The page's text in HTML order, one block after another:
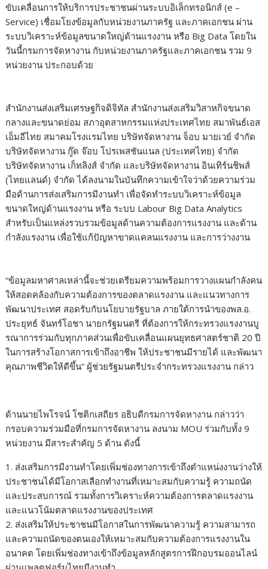
ขับเคลื่อนการให้บริการประชาชนผ่านระบบอิเล็กทรอนิกส์ (e –
Service) เชื่อมโยงข้อมูลกับหน่วยงานภาครัฐ และภาคเอกชน ผ่าน
ระบบวิเคราะห์ข้อมูลขนาดใหญ่ด้านแรงงาน หรือ Big Data โดยใน
วันนี้กรมการจัดหางาน กับหน่วยงานภาครัฐและภาคเอกชน รวม 9
หน่วยงาน ประกอบด้วย
สำนักงานส่งเสริมเศรษฐกิจดิจิทัล สำนักงานส่งเสริมวิสาหกิจขนาด
กลางและขนาดย่อม สภาอุตสาหกรรมแห่งประเทศไทย สมาพันธ์เอส
เอ็มอีไทย สมาคมโรงแรมไทย บริษัทจัดหางาน จ็อบ มายเวย์ จำกัด
บริษัทจัดหางาน กู๊ด จ๊อบ โปรเพสชันแนล (ประเทศไทย) จำกัด
บริษัทจัดหางาน เก็ทลิงส์ จำกัด และบริษัทจัดหางาน อินเทิร์นชิพส์
(ไทยแลนด์) จำกัด ได้ลงนามในบันทึกความเข้าใจว่าด้วยความร่วม
มือด้านการส่งเสริมการมีงานทำ เพื่อจัดทำระบบวิเคราะห์ข้อมูล
ขนาดใหญ่ด้านแรงงาน หรือ ระบบ Labour Big Data Analytics
สำหรับเป็นแหล่งรวบรวมข้อมูลด้านความต้องการแรงงาน และด้าน
กำลังแรงงาน เพื่อใช้แก้ปัญหาขาดแคลนแรงงาน และการว่างงาน
“ข้อมูลมหาศาลเหล่านี้จะช่วยเตรียมความพร้อมการวางแผนกำลังคน
ให้สอดคล้องกับความต้องการของตลาดแรงงาน และแนวทางการ
พัฒนาประเทศ สอดรับกับนโยบายรัฐบาล ภายใต้การนำของพล.อ.
ประยุทธ์ จันทร์โอชา นายกรัฐมนตรี ที่ต้องการให้กระทรวงแรงงานบู
รณาการร่วมกับทุกภาคส่วนเพื่อขับเคลื่อนแผนยุทธศาสตร์ชาติ 20 ปี
ในการสร้างโอกาสการเข้าถึงอาชีพ ให้ประชาชนมีรายได้ และพัฒนา
คุณภาพชีวิตให้ดีขึ้น” ผู้ช่วยรัฐมนตรีประจำกระทรวงแรงงาน กล่าว
ด้านนายไพโรจน์ โชติกเสถียร อธิบดีกรมการจัดหางาน กล่าวว่า
กรอบความร่วมมือที่กรมการจัดหางาน ลงนาม MOU ร่วมกับทั้ง 9
หน่วยงาน มีสาระสำคัญ 5 ด้าน ดังนี้
1. ส่งเสริมการมีงานทำโดยเพิ่มช่องทางการเข้าถึงตำแหน่งงานว่างให้
ประชาชนได้มีโอกาสเลือกทำงานที่เหมาะสมกับความรู้ ความถนัด
และประสบการณ์ รวมทั้งการวิเคราะห์ความต้องการตลาดแรงงาน
และแนวโน้มตลาดแรงงานของประเทศ
2. ส่งเสริมให้ประชาชนมีโอกาสในการพัฒนาความรู้ ความสามารถ
และความถนัดของตนเองให้เหมาะสมกับความต้องการแรงงานใน
อนาคต โดยเพิ่มช่องทางเข้าถึงข้อมูลหลักสูตรการฝึกอบรมออนไลน์